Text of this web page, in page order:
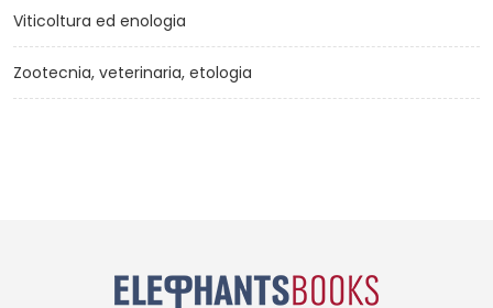
Viticoltura ed enologia
Zootecnia, veterinaria, etologia